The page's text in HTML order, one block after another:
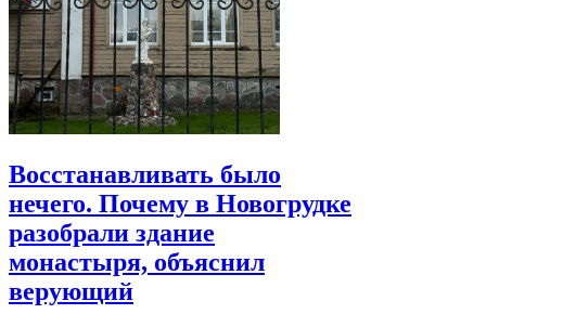
Восстанавливать было
нечего. Почему в Новогрудке
разобрали здание
монастыря, объяснил
верующий